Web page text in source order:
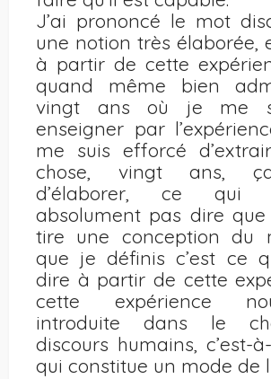
J’ai prononcé le mot
une notion très élaborée,
à partir de cette
quand même bien
vingt ans où je me
enseigner par
me suis efforcé
chose, vingt ans,
d’élaborer, ce qui
absolument pas dire
tire une conception du
que je définis c’est ce
dire à partir de cette
cette expérience
introduite dans le
discours humains, c’est-
qui constitue un mode de